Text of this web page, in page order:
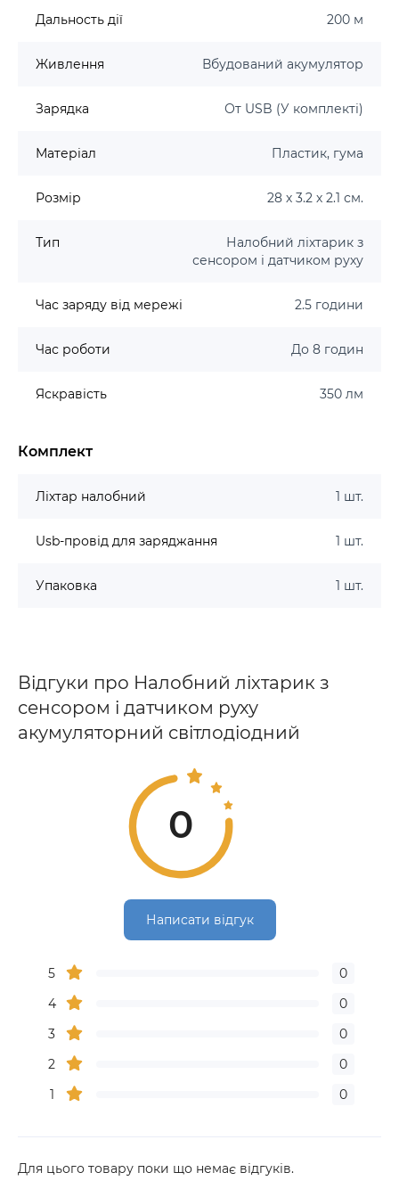
Дальность дії 200 м
Живлення Вбудований акумулятор
Зарядка От USB (У комплекті)
Матеріал Пластик, гума
Розмір 28 х 3.2 х 2.1 см.
Тип
Налобний ліхтарик з
сенсором і датчиком руху
Час заряду від мережі 2.5 години
Час роботи До 8 годин
Яскравість 350 лм
Комплект
Ліхтар налобний 1 шт.
Usb-провід для заряджання 1 шт.
Упаковка 1 шт.
Відгуки про Налобний ліхтарик з
сенсором і датчиком руху
акумуляторний світлодіодний
0
Написати відгук
5
0
4
0
3
0
2
0
1
0
Для цього товару поки що немає відгуків.